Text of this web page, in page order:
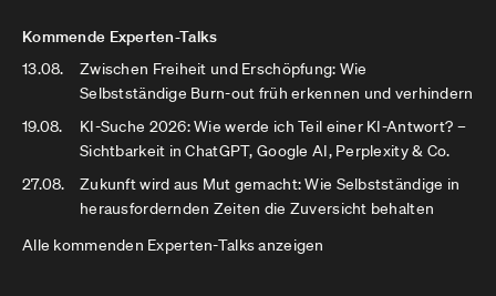
Kommende Experten-Talks
13.08.
Zwischen Freiheit und Erschöpfung: Wie
Selbstständige Burn-out früh erkennen und verhindern
19.08.
KI-Suche 2026: Wie werde ich Teil einer KI-Antwort? –
Sichtbarkeit in ChatGPT, Google AI, Perplexity & Co.
27.08.
Zukunft wird aus Mut gemacht: Wie Selbstständige in
herausfordernden Zeiten die Zuversicht behalten
Alle kommenden Experten-Talks anzeigen